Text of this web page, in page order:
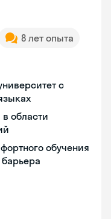
8 лет опыта
с
области
обучения